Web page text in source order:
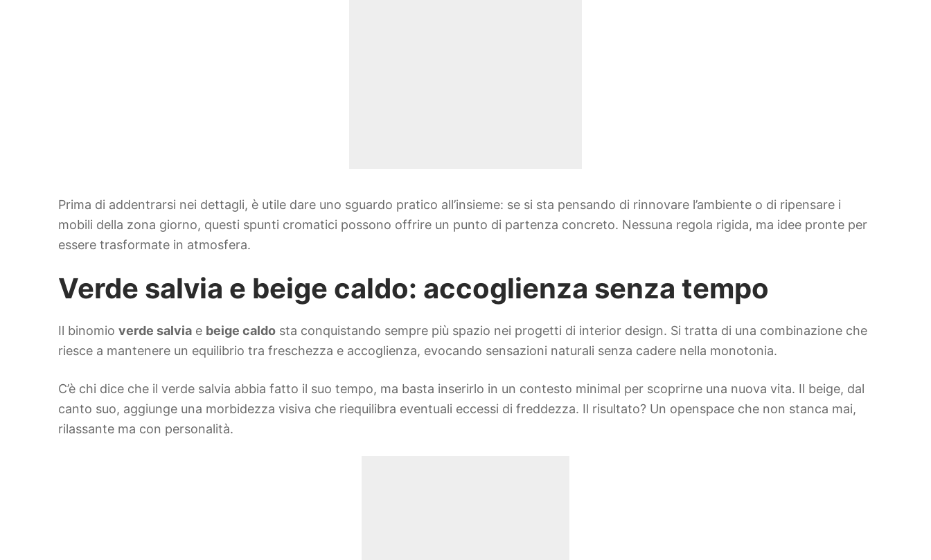
Prima di addentrarsi nei dettagli, è utile dare uno sguardo pratico all’insieme: se si sta pensando di rinnovare l’ambiente o di ripensare i
mobili della zona giorno, questi spunti cromatici possono offrire un punto di partenza concreto. Nessuna regola rigida, ma idee pronte per
essere trasformate in atmosfera.
Verde salvia e beige caldo: accoglienza senza tempo
Il binomio verde salvia e beige caldo sta conquistando sempre più spazio nei progetti di interior design. Si tratta di una combinazione che
riesce a mantenere un equilibrio tra freschezza e accoglienza, evocando sensazioni naturali senza cadere nella monotonia.
C’è chi dice che il verde salvia abbia fatto il suo tempo, ma basta inserirlo in un contesto minimal per scoprirne una nuova vita. Il beige, dal
canto suo, aggiunge una morbidezza visiva che riequilibra eventuali eccessi di freddezza. Il risultato? Un openspace che non stanca mai,
rilassante ma con personalità.